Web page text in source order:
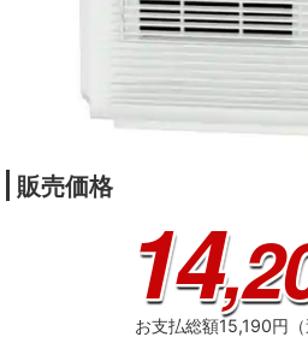
販売価格
14
お支払総額15,190円（